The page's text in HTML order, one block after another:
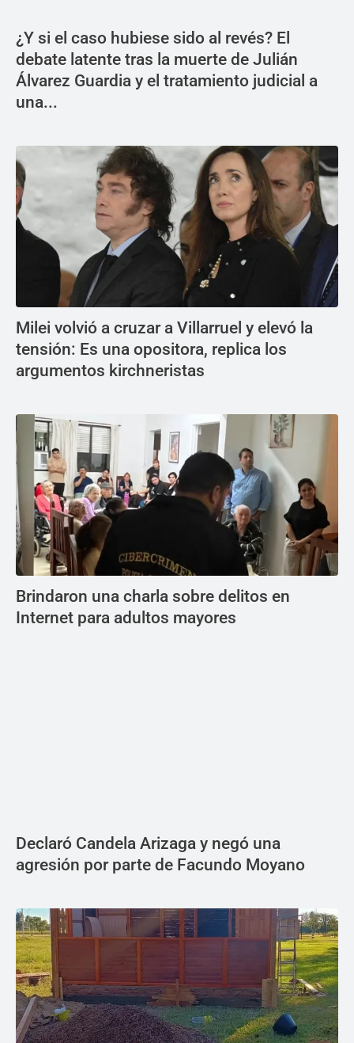
¿Y si el caso hubiese sido al revés? El
debate latente tras la muerte de Julián
Álvarez Guardia y el tratamiento judicial a
una...
Milei volvió a cruzar a Villarruel y elevó la
tensión: Es una opositora, replica los
argumentos kirchneristas
Brindaron una charla sobre delitos en
Internet para adultos mayores
Declaró Candela Arizaga y negó una
agresión por parte de Facundo Moyano